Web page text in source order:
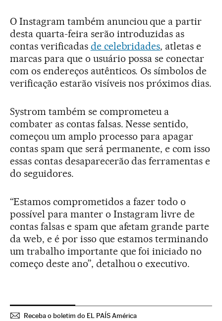
O Instagram também anunciou que a partir
desta quarta-feira serão introduzidas as
contas verificadas de celebridades, atletas e
marcas para que o usuário possa se conectar
com os endereços autênticos. Os símbolos de
verificação estarão visíveis nos próximos dias.
Systrom também se comprometeu a
combater as contas falsas. Nesse sentido,
começou um amplo processo para apagar
contas spam que será permanente, e com isso
essas contas desaparecerão das ferramentas e
do seguidores.
“Estamos comprometidos a fazer todo o
possível para manter o Instagram livre de
contas falsas e spam que afetam grande parte
da web, e é por isso que estamos terminando
um trabalho importante que foi iniciado no
começo deste ano”, detalhou o executivo.
Receba o boletim do EL PAÍS América